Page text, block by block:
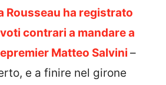
Rousseau ha registrato
contrari a mandare a
Matteo Salvini –
e a finire nel girone